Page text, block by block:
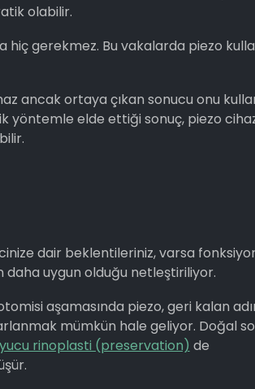
olabilir.
gerekmez. Bu vakalarda piezo
ancak ortaya çıkan sonucu onu
yöntemle elde ettiği sonuç, piezo
dair beklentileriniz, varsa
uygun olduğu netleştiriliyor.
aşamasında piezo, geri kalan
mümkün hale geliyor. Doğal
rinoplasti (preservation) de